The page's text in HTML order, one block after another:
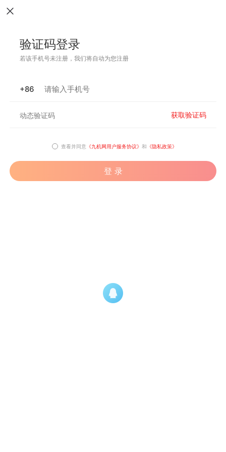
验证码登录
若该手机号未注册，我们将自动为您注册
+86
获取验证码
查看并同意 《九机网用户服务协议》 和 《隐私政策》
登 录